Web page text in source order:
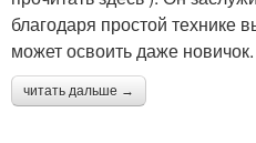
благодаря простой технике
может освоить даже новичок.
читать дальше →